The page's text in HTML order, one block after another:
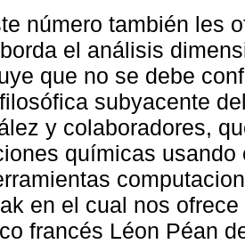
número también les
el análisis
que no se debe
subyacente
y colaboradores,
químicas usando
en el cual nos
francés Léon Péan